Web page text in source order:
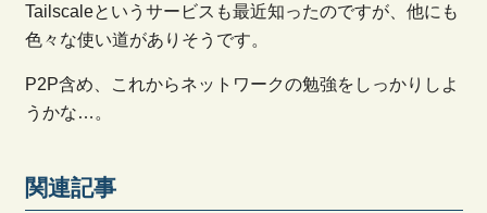
Tailscaleというサービスも最近知ったのですが、他にも
色々な使い道がありそうです。
P2P含め、これからネットワークの勉強をしっかりしよ
うかな…。
関連記事